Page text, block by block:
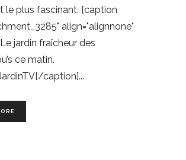
le plus fascinant. [caption
align="alignnone"
jardin fraîcheur des
ce matin.
caption]